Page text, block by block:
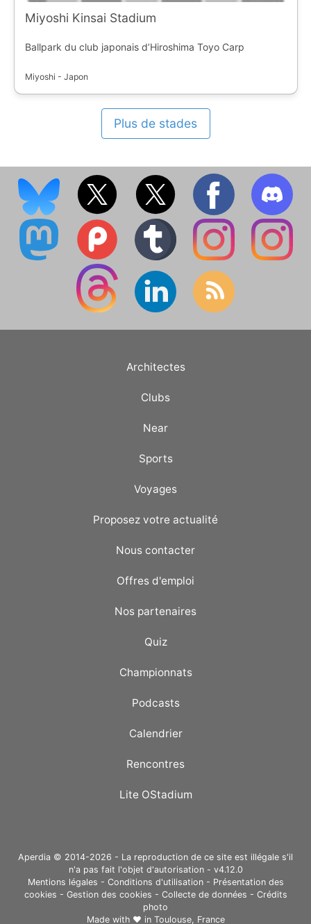
Miyoshi Kinsai Stadium
Ballpark du club japonais d’Hiroshima Toyo Carp
Miyoshi - Japon
Plus de stades
Architectes
Clubs
Near
Sports
Voyages
Proposez votre actualité
Nous contacter
Offres d'emploi
Nos partenaires
Quiz
Championnats
Podcasts
Calendrier
Rencontres
Lite OStadium
Aperdia © 2014-2026 - La reproduction de ce site est illégale s'il
n'a pas fait l'objet d'autorisation - v4.12.0
Mentions légales - Conditions d'utilisation- Présentation des
cookies - Gestion des cookies - Collecte de données - Crédits
photo
Made with ❤ in Toulouse, France